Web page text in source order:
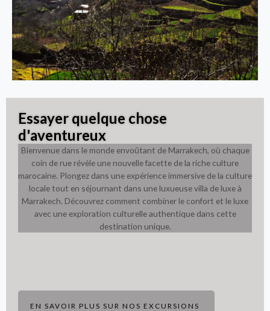
o
u
s
s
l
i
d
e
l
i
d
e
Essayer quelque chose
d'aventureux
Bienvenue dans le monde envoûtant de Marrakech, où chaque
coin de rue révèle une nouvelle facette de la riche culture
marocaine. Plongez dans une expérience immersive de la culture
locale tout en séjournant dans une luxueuse villa de luxe à
Marrakech. Découvrez comment combiner le confort et le luxe
avec une exploration culturelle authentique dans cette
destination unique.
EN SAVOIR PLUS SUR NOS EXCURSIONS